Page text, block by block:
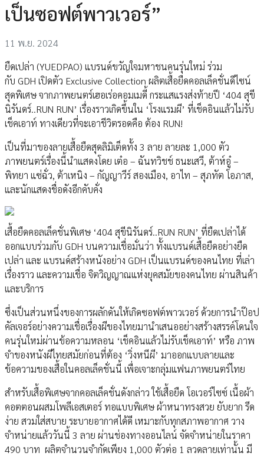
เป็นซอฟต์พาวเวอร์”
11 พ.ย. 2024
ยืดเปล่า (YUEDPAO) แบรนด์ขวัญใจมหาชนคนรุ่นใหม่ ร่วม
กับ GDH เปิดตัว Exclusive Collection ผลิตเสื้อยืดคอลเล็คชั่นดีไซน์
สุดพิเศษ จากภาพยนตร์เฮอเร่อคอมเมดี้ กระแสแรงส่งท้ายปี ‘404 สุขี
นิรันดร์..RUN RUN’ เรื่องราวเกิดขึ้นใน ‘โรงแรมผี’ ที่เช็คอินแล้วไม่รับ
เช็คเอาท์ ทางเดียวที่จะเอาชีวิตรอดคือ ต้อง RUN!
เป็นที่มาของลายเสื้อยืดสุดลิมิเต็ดทั้ง 3 ลาย ลายละ 1,000 ตัว
ภาพยนตร์เรื่องนี้นำแสดงโดย เต๋อ – ฉันทวิชช์ ธนะเสวี, ต้าห์อู๋ –
พิทยา แซ่ฉั่ว, ต้าเหนิง – กัญญาวีร์ สองเมือง, อาไท – สุภทัต โอภาส,
และนักแสดงชื่อดังอีกคับคั่ง
เสื้อยืดคอลเล็คชั่นพิเศษ ‘404 สุขีนิรันดร์..RUN RUN’ ที่ยืดเปล่าได้
ออกแบบร่วมกับ GDH บนความเชื่อมั่นว่า ทั้งแบรนด์เสื้อยืดอย่างยืด
เปล่า และ แบรนด์สร้างหนังอย่าง GDH เป็นแบรนด์ของคนไทย ที่เล่า
เรื่องราว และความเชื่อ จิตวิญญาณแห่งยุคสมัยของคนไทย ผ่านสินค้า
และบริการ
ซึ่งเป็นส่วนหนึ่งของการผลักดันให้เกิดซอฟต์พาวเวอร์ ด้วยการนำป๊อป
คัลเจอร์อย่างความเชื่อเรื่องผีของไทยมานำเสนออย่างสร้างสรรค์โดนใจ
คนรุ่นใหม่ผ่านข้อความหลอน ‘เช็คอินแล้วไม่รับเช็คเอาท์’ หรือ ภาพ
จำของหนังผีไทยสมัยก่อนที่ต้อง ‘วิ่งหนีผี’ มาออกแบบลายและ
ข้อความของเสื้อในคอลเล็คชั่นนี้ เพื่อเจาะกลุ่มแฟนภาพยนตร์ไทย
สำหรับเสื้อพิเศษจากคอลเล็คชั่นดังกล่าว ใช้เสื้อยืด โอเวอร์ไซซ์ เนื้อผ้า
คอตตอนผสมโพลีเอสเตอร์ ทอแบบพิเศษ ผ้าหนาทรงสวย ยับยาก รีด
ง่าย สวมใส่สบาย ระบายอากาศได้ดี เหมาะกับทุกสภาพอากาศ วาง
จำหน่ายแล้ววันนี้ 3 ลาย ผ่านช่องทางออนไลน์ จัดจำหน่ายในราคา
490 บาท ผลิตจำนวนจำกัดเพียง 1,000 ตัวต่อ 1 ลวดลายเท่านั้น มี